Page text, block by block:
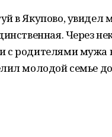
в Якупово,
Через
с родителями мужа
молодой семье